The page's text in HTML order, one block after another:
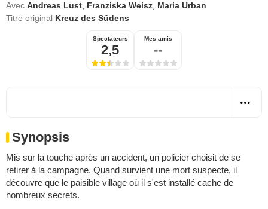
Avec Andreas Lust Franziska Weisz Maria Urban
Titre original Kreuz des Südens
Spectateurs
2,5
Mes amis
--
Synopsis
Mis sur la touche après un accident, un policier choisit de se
retirer à la campagne. Quand survient une mort suspecte, il
découvre que le paisible village où il s'est installé cache de
nombreux secrets.